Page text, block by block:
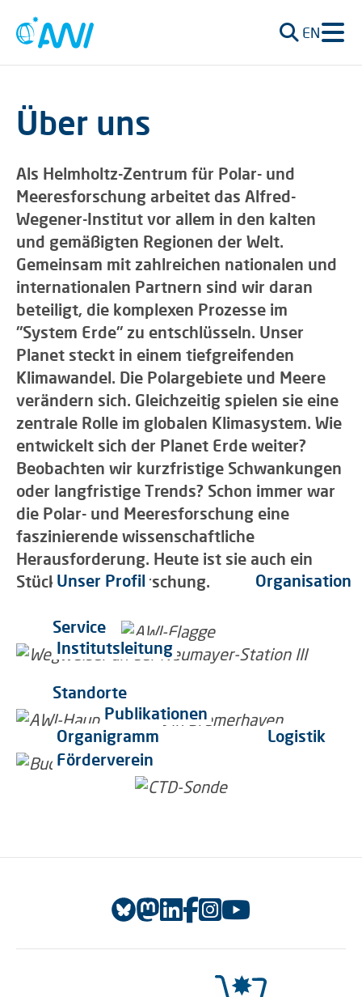
EN
Über uns
Als Helmholtz-Zentrum für Polar- und
Meeresforschung arbeitet das Alfred-
Wegener-Institut vor allem in den kalten
und gemäßigten Regionen der Welt.
Gemeinsam mit zahlreichen nationalen und
internationalen Partnern sind wir daran
beteiligt, die komplexen Prozesse im
"System Erde" zu entschlüsseln. Unser
Planet steckt in einem tiefgreifenden
Klimawandel. Die Polargebiete und Meere
verändern sich. Gleichzeitig spielen sie eine
zentrale Rolle im globalen Klimasystem. Wie
entwickelt sich der Planet Erde weiter?
Beobachten wir kurzfristige Schwankungen
oder langfristige Trends? Schon immer war
die Polar- und Meeresforschung eine
faszinierende wissenschaftliche
Herausforderung. Heute ist sie auch ein
Stück Zukunftsforschung.
Unser Profil Organisation
Service
Institutsleitung
Standorte
Publikationen
Organigramm
Logistik
Förderverein